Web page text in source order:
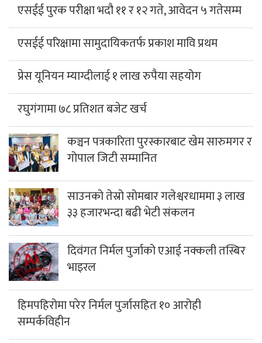
एसईई पुरक परीक्षा भदौ ११ र १२ गते, आवेदन ५ गतेसम्म
एसईई परिक्षामा सामुदायिकतर्फ प्रकाश मावि प्रथम
प्रेस यूनियन म्याग्दीलाई १ लाख रुपैया सहयोग
रघुगंगामा ७८ प्रतिशत बजेट खर्च
कञ्चन पत्रकारिता पुरस्कारबाट खेम सारुमगर र
गोपाल जिटी सम्मानित
साउनको तेस्रो सोमबार गलेश्वरधाममा ३ लाख
३३ हजारभन्दा बढी भेटी संकलन
दिवंगत निर्मल पुर्जाको एआई नक्कली तस्बिर
भाइरल
हिमपहिरोमा परेर निर्मल पुर्जासहित १० आरोही
सम्पर्कविहीन